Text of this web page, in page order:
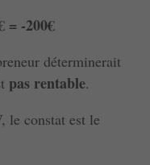
= -200€
déterminerait
pas rentable.
le constat est le